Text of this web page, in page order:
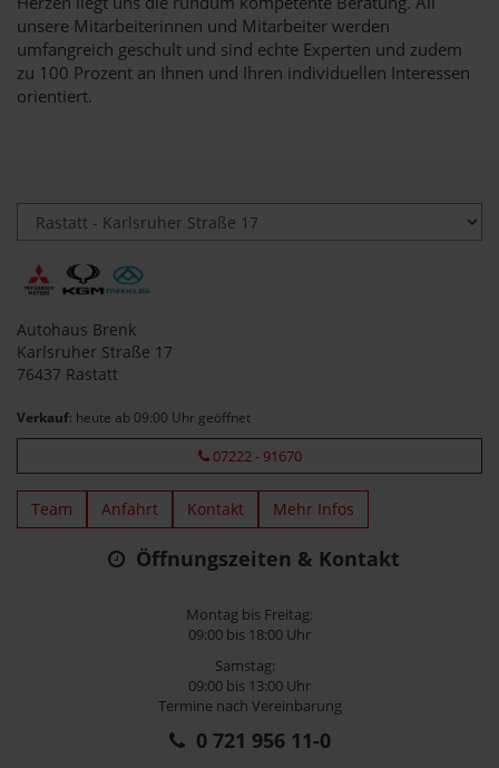
unsere Mitarbeiterinnen und Mitarbeiter werden
umfangreich geschult und sind echte Experten und zudem
zu 100 Prozent an Ihnen und Ihren individuellen Interessen
orientiert.
Autohaus Brenk
Karlsruher Straße 17
76437 Rastatt
Verkauf: heute ab 09:00 Uhr geöffnet
07222 - 91670
Team Anfahrt Kontakt Mehr Infos
Öffnungszeiten & Kontakt
Montag bis Freitag:
09:00 bis 18:00 Uhr
Samstag:
09:00 bis 13:00 Uhr
Termine nach Vereinbarung
0 721 956 11-0